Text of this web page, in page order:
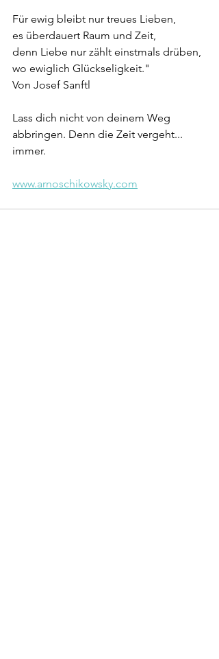
Für ewig bleibt nur treues Lieben,
es überdauert Raum und Zeit,
denn Liebe nur zählt einstmals drüben,
wo ewiglich Glückseligkeit."
Von Josef Sanftl
Lass dich nicht von deinem Weg
abbringen. Denn die Zeit vergeht...
immer.
www.arnoschikowsky.com